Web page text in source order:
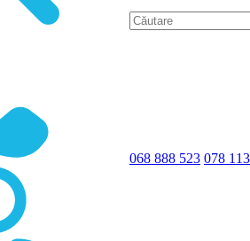
068 888 523 078